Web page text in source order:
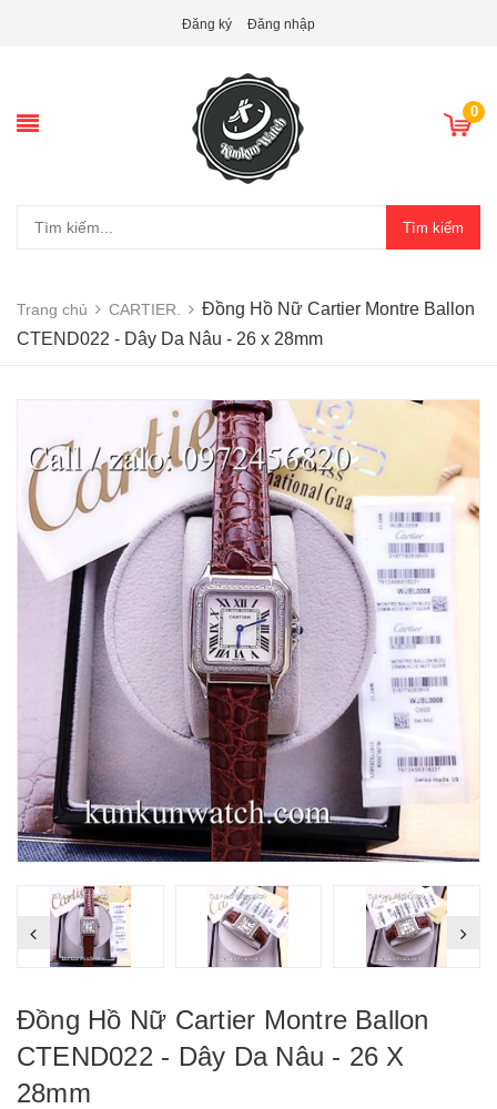
Đăng ký Đăng nhập
0
Tìm kiếm
Trang chủ CARTIER.
Đồng Hồ Nữ Cartier Montre Ballon
CTEND022 - Dây Da Nâu - 26 x 28mm
Đồng Hồ Nữ Cartier Montre Ballon
CTEND022 - Dây Da Nâu - 26 X
28mm